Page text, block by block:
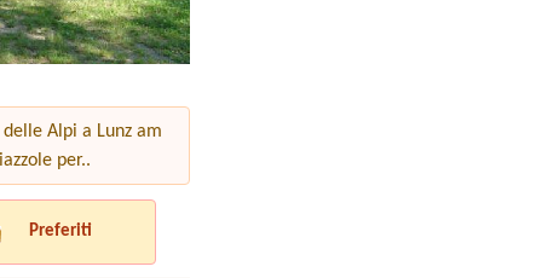
Alpi a Lunz am
per..
Preferiti